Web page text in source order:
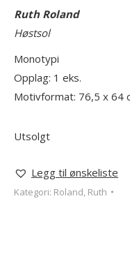
Ruth Roland
Høstsol
Monotypi
Opplag: 1 eks.
Motivformat: 76,5 x 64
Utsolgt
Legg til ønskeliste
Kategori: Roland, Ruth